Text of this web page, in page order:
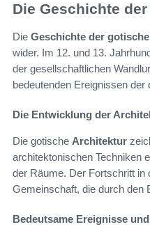
Die Geschichte
Die Geschichte der
wider. Im 12. und 13.
der gesellschaftlichen
bedeutenden Ereignissen der
Die Entwicklung der
Die gotische Architektur
architektonischen Techniken
der Räume. Der Fortschritt in
Gemeinschaft, die durch den
Bedeutsame Ereignisse